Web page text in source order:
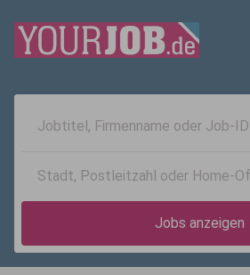
Jobs anzeigen